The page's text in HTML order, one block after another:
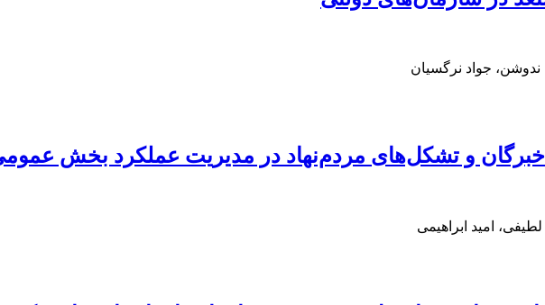
جواد نرگسیان
خبرگان و تشکل‌های مردم‌نهاد در مدیریت عملکرد بخش
امید ابراهیمی